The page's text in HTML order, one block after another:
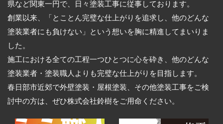
県など関東一円で、日々塗装工事に従事しております。
創業以来、「とことん完璧な仕上がりを追求し、他のどんな
塗装業者にも負けない」という想いを胸に精進してまいりま
した。
施工における全ての工程一つひとつに心を砕き、他のどんな
塗装業者・塗装職人よりも完璧な仕上がりを目指します。
春日部市近郊で外壁塗装・屋根塗装、その他塗装工事をご検
討中の方は、ぜひ株式会社鈴樹をご用命ください。